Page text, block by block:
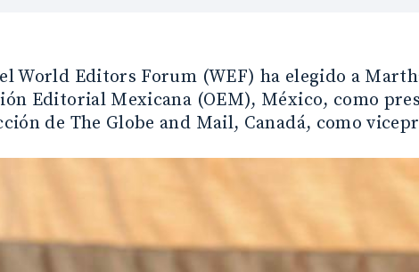
World Editors Forum (WEF) ha elegido a
Editorial Mexicana (OEM), México, como
de The Globe and Mail, Canadá, como